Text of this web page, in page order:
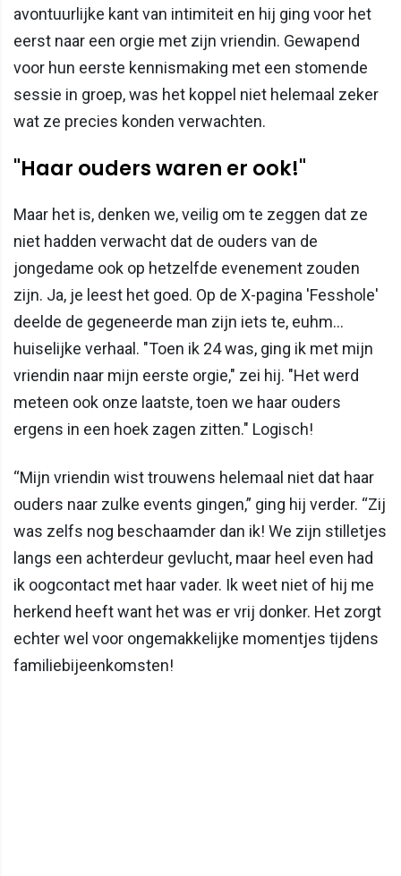
avontuurlijke kant van intimiteit en hij ging voor het
eerst naar een orgie met zijn vriendin. Gewapend
voor hun eerste kennismaking met een stomende
sessie in groep, was het koppel niet helemaal zeker
wat ze precies konden verwachten.
"Haar ouders waren er ook!"
Maar het is, denken we, veilig om te zeggen dat ze
niet hadden verwacht dat de ouders van de
jongedame ook op hetzelfde evenement zouden
zijn. Ja, je leest het goed. Op de X-pagina 'Fesshole'
deelde de gegeneerde man zijn iets te, euhm…
huiselijke verhaal. "Toen ik 24 was, ging ik met mijn
vriendin naar mijn eerste orgie," zei hij. "Het werd
meteen ook onze laatste, toen we haar ouders
ergens in een hoek zagen zitten." Logisch!
“Mijn vriendin wist trouwens helemaal niet dat haar
ouders naar zulke events gingen,” ging hij verder. “Zij
was zelfs nog beschaamder dan ik! We zijn stilletjes
langs een achterdeur gevlucht, maar heel even had
ik oogcontact met haar vader. Ik weet niet of hij me
herkend heeft want het was er vrij donker. Het zorgt
echter wel voor ongemakkelijke momentjes tijdens
familiebijeenkomsten!